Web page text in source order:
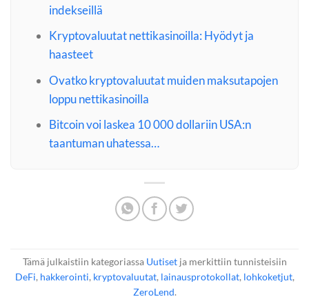
indekseillä
Kryptovaluutat nettikasinoilla: Hyödyt ja
haasteet
Ovatko kryptovaluutat muiden maksutapojen
loppu nettikasinoilla
Bitcoin voi laskea 10 000 dollariin USA:n
taantuman uhatessa…
Tämä julkaistiin kategoriassa Uutisetja merkittiin tunnisteisiin
DeFi, hakkerointi, kryptovaluutat, lainausprotokollat, lohkoketjut,
ZeroLend.